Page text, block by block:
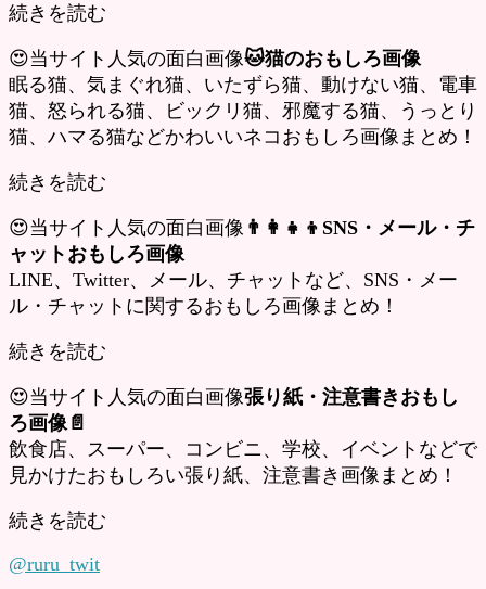
続きを読む
😍当サイト人気の面白画像🐱猫のおもしろ画像
眠る猫、気まぐれ猫、いたずら猫、動けない猫、電車
猫、怒られる猫、ビックリ猫、邪魔する猫、うっとり
猫、ハマる猫などかわいいネコおもしろ画像まとめ！
続きを読む
😍当サイト人気の面白画像 👨‍👩‍👧‍👦SNS・メール・チ
ャットおもしろ画像
LINE、Twitter、メール、チャットなど、SNS・メー
ル・チャットに関するおもしろ画像まとめ！
続きを読む
😍当サイト人気の面白画像張り紙・注意書きおもし
ろ画像📄
飲食店、スーパー、コンビニ、学校、イベントなどで
見かけたおもしろい張り紙、注意書き画像まとめ！
続きを読む
@ruru_twit